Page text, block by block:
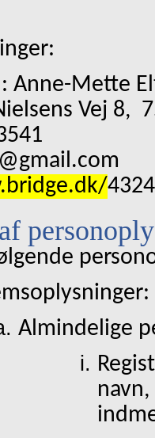
Anne-Mette
Vej 8,
4324
Almindelige